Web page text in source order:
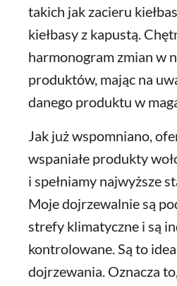
takich jak zacieru
kiełbasy z kapustą.
harmonogram zmian w
produktów, mając na
danego produktu w
Jak już wspomniano,
wspaniałe produkty
i spełniamy najwyższe
Moje dojrzewalnie są
strefy klimatyczne i są
kontrolowane. Są to
dojrzewania. Oznacza